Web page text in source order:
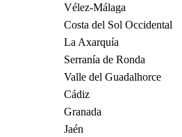
Vélez-Málaga
Costa del Sol Occidental
La Axarquía
Serranía de Ronda
Valle del Guadalhorce
Cádiz
Granada
Jaén